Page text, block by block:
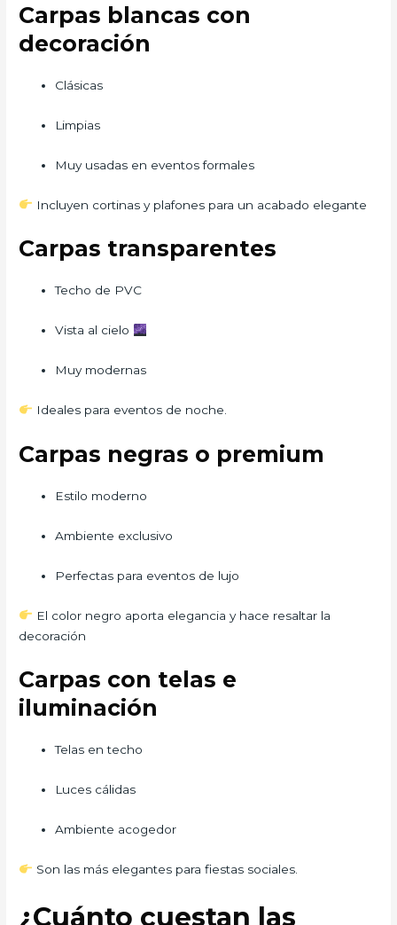
Carpas blancas con
decoración
Clásicas
Limpias
Muy usadas en eventos formales
Incluyen cortinas y plafones para un acabado elegante
Carpas transparentes
Techo de PVC
Vista al cielo
Muy modernas
Ideales para eventos de noche.
Carpas negras o premium
Estilo moderno
Ambiente exclusivo
Perfectas para eventos de lujo
El color negro aporta elegancia y hace resaltar la
decoración
Carpas con telas e
iluminación
Telas en techo
Luces cálidas
Ambiente acogedor
Son las más elegantes para fiestas sociales.
¿Cuánto cuestan las